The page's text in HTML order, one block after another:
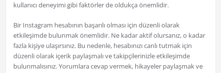
kullanıcı deneyimi gibi faktörler de oldukça önemlidir.
Bir Instagram hesabının başarılı olması için düzenli olarak
etkileşimde bulunmak önemlidir. Ne kadar aktif olursanız, o kadar
fazla kişiye ulaşırsınız. Bu nedenle, hesabınızı canlı tutmak için
düzenli olarak içerik paylaşmalı ve takipçilerinizle etkileşimde
bulunmalısınız. Yorumlara cevap vermek, hikayeler paylaşmak ve